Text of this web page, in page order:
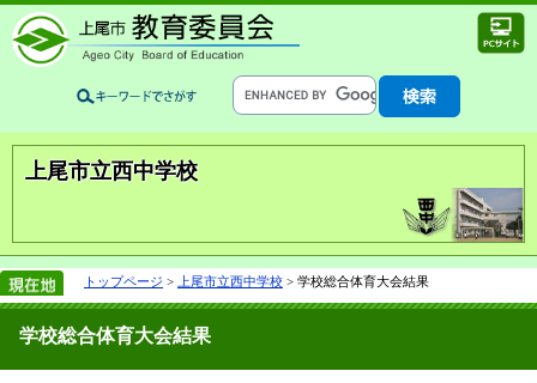
上尾市立西中学校
トップページ > 上尾市立西中学校 > 学校総合体育大会結果
学校総合体育大会結果